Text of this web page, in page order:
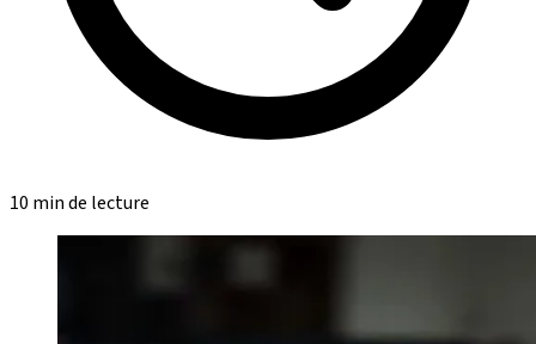
10 min de lecture